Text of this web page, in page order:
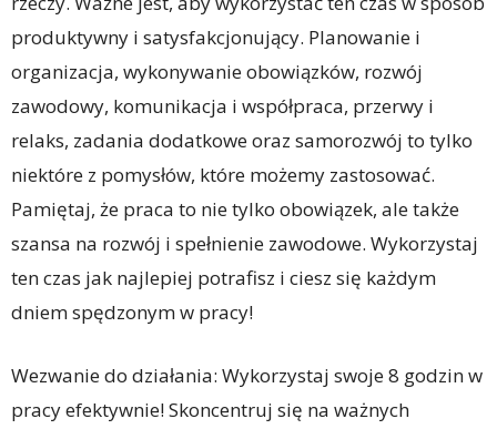
produktywny i satysfakcjonujący. Planowanie i
organizacja, wykonywanie obowiązków, rozwój
zawodowy, komunikacja i współpraca, przerwy i
relaks, zadania dodatkowe oraz samorozwój to tylko
niektóre z pomysłów, które możemy zastosować.
Pamiętaj, że praca to nie tylko obowiązek, ale także
szansa na rozwój i spełnienie zawodowe. Wykorzystaj
ten czas jak najlepiej potrafisz i ciesz się każdym
dniem spędzonym w pracy!
Wezwanie do działania: Wykorzystaj swoje 8 godzin w
pracy efektywnie! Skoncentruj się na ważnych